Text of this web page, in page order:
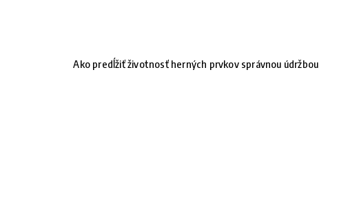
Ako predĺžiť životnosť herných prvkov správnou údržbou